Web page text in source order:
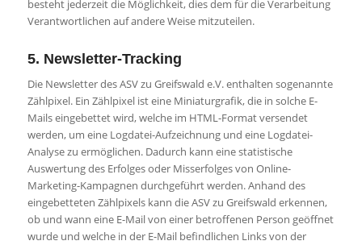
besteht jederzeit die Möglichkeit, dies dem für die Verarbeitung
Verantwortlichen auf andere Weise mitzuteilen.
5. Newsletter-Tracking
Die Newsletter des ASV zu Greifswald e.V. enthalten sogenannte
Zählpixel. Ein Zählpixel ist eine Miniaturgrafik, die in solche E-
Mails eingebettet wird, welche im HTML-Format versendet
werden, um eine Logdatei-Aufzeichnung und eine Logdatei-
Analyse zu ermöglichen. Dadurch kann eine statistische
Auswertung des Erfolges oder Misserfolges von Online-
Marketing-Kampagnen durchgeführt werden. Anhand des
eingebetteten Zählpixels kann die ASV zu Greifswald erkennen,
ob und wann eine E-Mail von einer betroffenen Person geöffnet
wurde und welche in der E-Mail befindlichen Links von der